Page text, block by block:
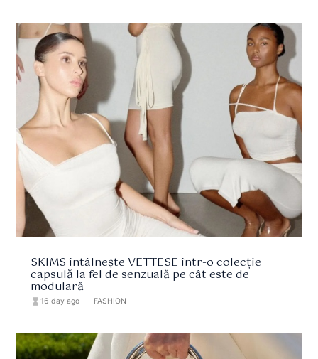
SKIMS întâlnește VETTESE într-o colecție
capsulă la fel de senzuală pe cât este de
modulară
hourglass_full 16 day ago FASHION